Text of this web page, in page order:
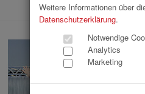
Weitere Informationen über
Datenschutzerklärung.
Notwendige
Analytics
Marketing